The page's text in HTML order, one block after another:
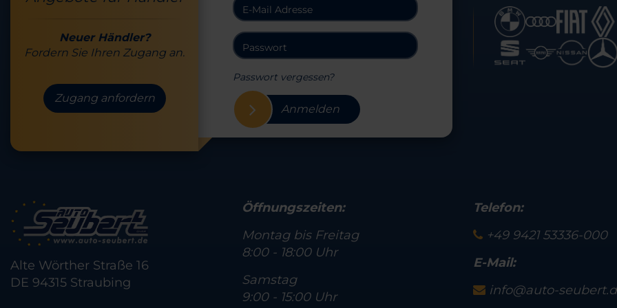
Neuer Händler?
Fordern Sie Ihren Zugang an.
Zugang anfordern
Passwort vergessen?
Anmelden
Alte Wörther Straße 16
DE 94315 Straubing
Öffnungszeiten:
Montag bis Freitag
8:00 - 18:00 Uhr
Samstag
9:00 - 15:00 Uhr
Telefon:
+49 9421 53336-000
E-Mail:
info@auto-